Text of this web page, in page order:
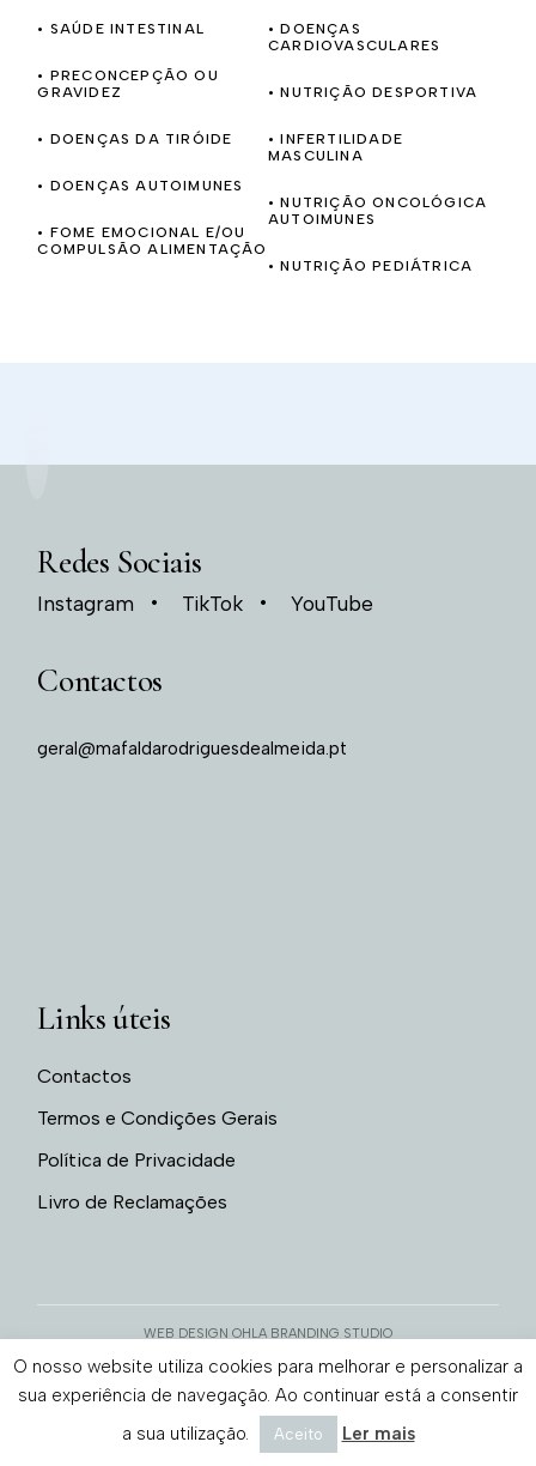
• SAÚDE INTESTINAL
• PRECONCEPÇÃO OU
GRAVIDEZ
• DOENÇAS DA TIRÓIDE
• DOENÇAS AUTOIMUNES
• FOME EMOCIONAL E/OU
COMPULSÃO ALIMENTAÇÃO
• DOENÇAS
CARDIOVASCULARES
• NUTRIÇÃO DESPORTIVA
• INFERTILIDADE
MASCULINA
• NUTRIÇÃO ONCOLÓGICA
AUTOIMUNES
• NUTRIÇÃO PEDIÁTRICA
Redes Sociais
Instagram TikTok YouTube
Contactos
geral@mafaldarodriguesdealmeida.pt
Links úteis
Contactos
Termos e Condições Gerais
Política de Privacidade
Livro de Reclamações
WEB DESIGN OHLA BRANDING STUDIO
O nosso website utiliza cookies para melhorar e personalizar a
sua experiência de navegação. Ao continuar está a consentir
a sua utilização.
Aceito Ler mais